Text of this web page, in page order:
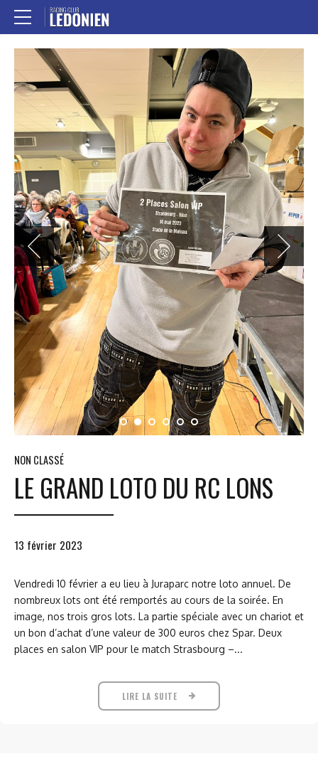
NON CLASSÉ
LE GRAND LOTO DU RC LONS
13 février 2023
Vendredi 10 février a eu lieu à Juraparc notre loto annuel. De
nombreux lots ont été remportés au cours de la soirée. En
image, nos trois gros lots. La partie spéciale avec un chariot et
un bon d’achat d’une valeur de 300 euros chez Spar. Deux
places en salon VIP pour le match Strasbourg –...
LIRE LA SUITE